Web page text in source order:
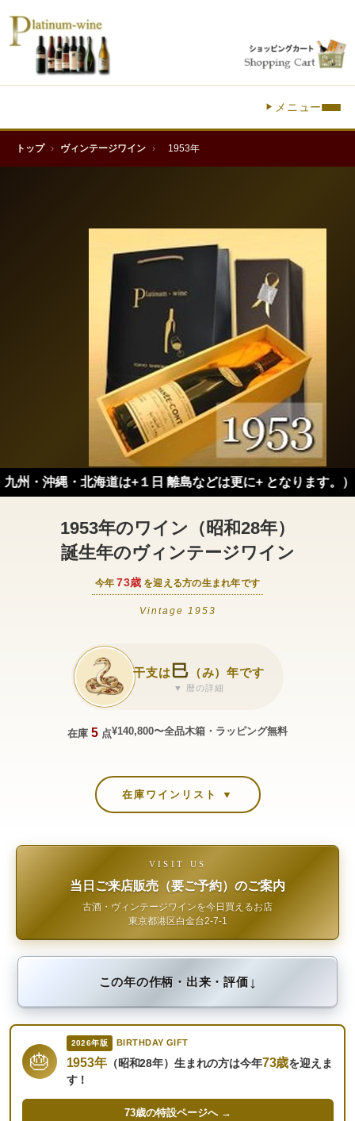
メニュー
トップ › ヴィンテージワイン › 1953年
・北海道は+１日 離島などは更に+ となります。）
1953年のワイン（昭和28年）
誕生年のヴィンテージワイン
今年 73歳 を迎える方の生まれ年です
Vintage 1953
干支は 巳 （み）年です
▼ 暦の詳細
在庫 5 点¥140,800〜全品木箱・ラッピング無料
在庫ワインリスト ▼
VISIT US
当日ご来店販売（要ご予約）のご案内
古酒・ヴィンテージワインを今日買えるお店
東京都港区白金台2-7-1
この年の作柄・出来・評価↓
🎂
2026年版 BIRTHDAY GIFT
1953年（昭和28年）生まれの方は今年73歳を迎えま
す！
73歳の特設ページへ →